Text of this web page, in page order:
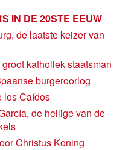
IN DE 20STE EEUW
de laatste keizer van
katholiek staatsman
burgeroorlog
los Caídos
de heilige van de
Christus Koning